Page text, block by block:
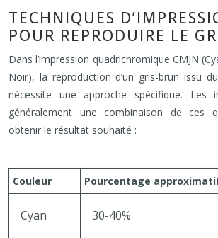
TECHNIQUES
POUR REPRODUIRE LE
Dans l’impression quadrichromique CMJN
Noir), la reproduction d’un gris-brun issu
nécessite une approche spécifique. Les
généralement une combinaison de ces
obtenir le résultat souhaité :
Couleur Pourcentage
Cyan 30-40%